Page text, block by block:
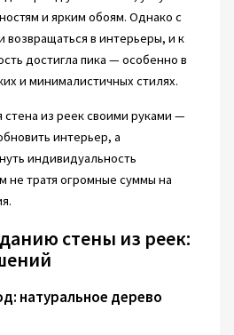
и ярким обоям. Однако с
возвращаться в интерьеры, и к
достигла пика — особенно в
и минималистичных стилях.
стена из реек своими руками —
интерьер, а
индивидуальность
не тратя огромные суммы на
стены из реек:
натуральное дерево